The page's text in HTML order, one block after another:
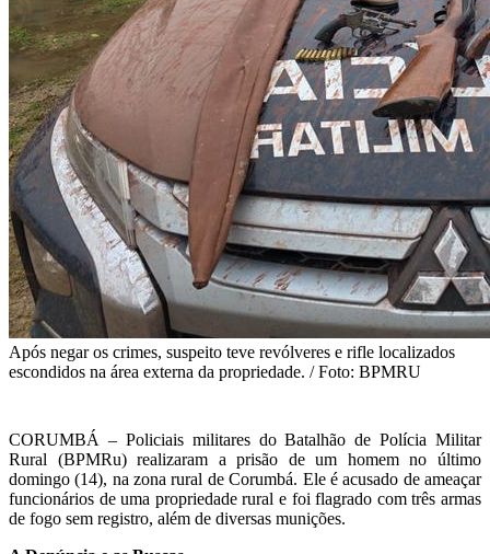
Após negar os crimes, suspeito teve revólveres e rifle localizados
escondidos na área externa da propriedade. / Foto: BPMRU
CORUMBÁ – Policiais militares do Batalhão de Polícia Militar
Rural (BPMRu) realizaram a prisão de um homem no último
domingo (14), na zona rural de Corumbá. Ele é acusado de ameaçar
funcionários de uma propriedade rural e foi flagrado com três armas
de fogo sem registro, além de diversas munições.